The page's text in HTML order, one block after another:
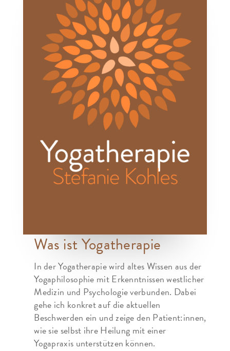
Was ist Yogatherapie
In der Yogatherapie wird altes Wissen aus der
Yogaphilosophie mit Erkenntnissen westlicher
Medizin und Psychologie verbunden. Dabei
gehe ich konkret auf die aktuellen
Beschwerden ein und zeige den Patient:innen,
wie sie selbst ihre Heilung mit einer
Yogapraxis unterstützen können.